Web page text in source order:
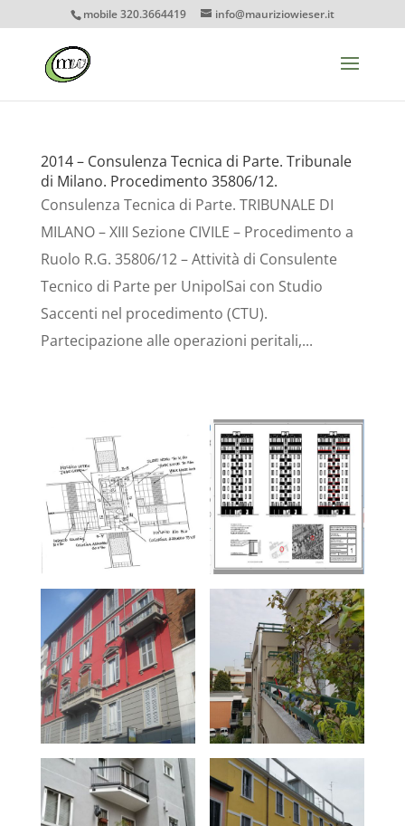
mobile 320.3664419 info@mauriziowieser.it
2014 – Consulenza Tecnica di Parte. Tribunale
di Milano. Procedimento 35806/12.
Consulenza Tecnica di Parte. TRIBUNALE DI
MILANO – XIII Sezione CIVILE – Procedimento a
Ruolo R.G. 35806/12 – Attività di Consulente
Tecnico di Parte per UnipolSai con Studio
Saccenti nel procedimento (CTU).
Partecipazione alle operazioni peritali,...